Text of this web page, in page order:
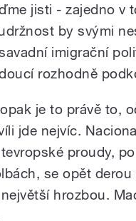
jisti - zajedno v
by svými
imigrační
rozhodně
je to právě to,
jde nejvíc.
proudy,
se opět derou
hrozbou.